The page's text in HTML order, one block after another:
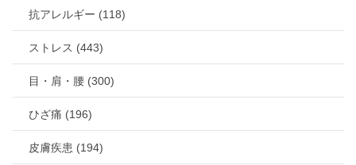
抗アレルギー (118)
ストレス (443)
目・肩・腰 (300)
ひざ痛 (196)
皮膚疾患 (194)